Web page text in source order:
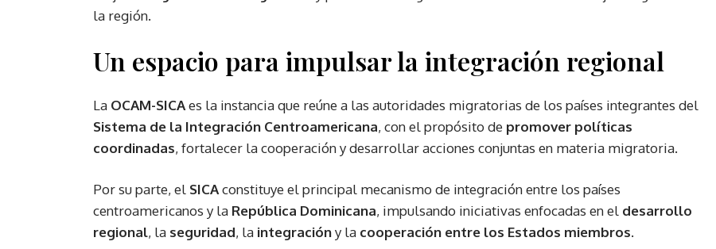
la región.
Un espacio para impulsar la integración regional
La OCAM-SICAes la instancia que reúne a las autoridades migratorias de los países integrantes del
Sistema de la Integración Centroamericana, con el propósito de promover políticas
coordinadas, fortalecer la cooperación y desarrollar acciones conjuntas en materia migratoria.
Por su parte, el SICAconstituye el principal mecanismo de integración entre los países
centroamericanos y la República Dominicana, impulsando iniciativas enfocadas en el desarrollo
regional, la seguridad, la integracióny la cooperación entre los Estados miembros.